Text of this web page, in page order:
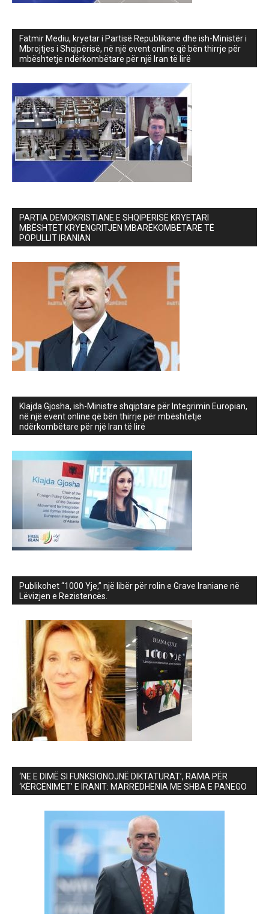
Fatmir Mediu, kryetar i Partisë Republikane dhe ish-Ministër i
Mbrojtjes i Shqipërisë, në një event online që bën thirrje për
mbështetje ndërkombëtare për një Iran të lirë
PARTIA DEMOKRISTIANE E SHQIPËRISË KRYETARI
MBËSHTET KRYENGRITJEN MBARËKOMBËTARE TË
POPULLIT IRANIAN
Klajda Gjosha, ish-Ministre shqiptare për Integrimin Europian,
në një event online që bën thirrje për mbështetje
ndërkombëtare për një Iran të lirë
Publikohet “1000 Yje,” një libër për rolin e Grave Iraniane në
Lëvizjen e Rezistencës.
‘NE E DIMË SI FUNKSIONOJNË DIKTATURAT’, RAMA PËR
‘KËRCËNIMET’ E IRANIT: MARRËDHËNIA ME SHBA E PANEGO